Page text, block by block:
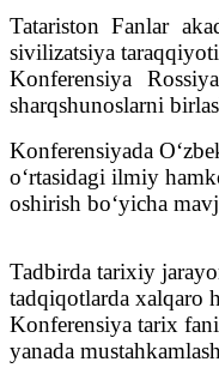
Tatariston Fanlar
sivilizatsiya
Konferensiya
sharqshunoslarni
Konferensiyada
o‘rtasidagi ilmiy
oshirish bo‘yicha
Tadbirda tarixiy
tadqiqotlarda xalqaro
Konferensiya tarix
yanada